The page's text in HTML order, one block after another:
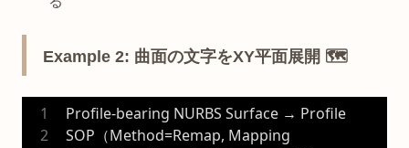
Example 2: 曲面の文字をXY平面展開 🗺️
Profile-bearing NURBS Surface → Profile
SOP（Method=Remap, Mapping